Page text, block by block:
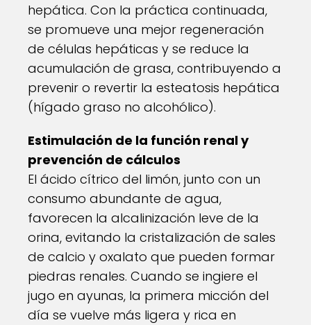
hepática. Con la práctica continuada,
se promueve una mejor regeneración
de células hepáticas y se reduce la
acumulación de grasa, contribuyendo a
prevenir o revertir la esteatosis hepática
(hígado graso no alcohólico).
Estimulación de la función renal y
prevención de cálculos
El ácido cítrico del limón, junto con un
consumo abundante de agua,
favorecen la alcalinización leve de la
orina, evitando la cristalización de sales
de calcio y oxalato que pueden formar
piedras renales. Cuando se ingiere el
jugo en ayunas, la primera micción del
día se vuelve más ligera y rica en